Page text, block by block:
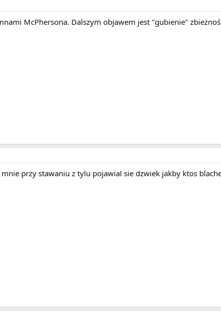
McPhersona. Dalszym objawem jest "gubienie"
przy stawaniu z tylu pojawial sie dzwiek jakby ktos